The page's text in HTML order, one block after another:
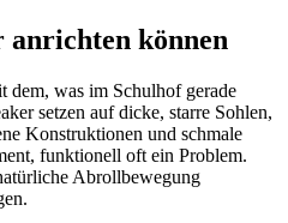
anrichten können
was im Schulhof gerade
setzen auf dicke, starre Sohlen,
Konstruktionen und schmale
funktionell oft ein Problem.
Abrollbewegung